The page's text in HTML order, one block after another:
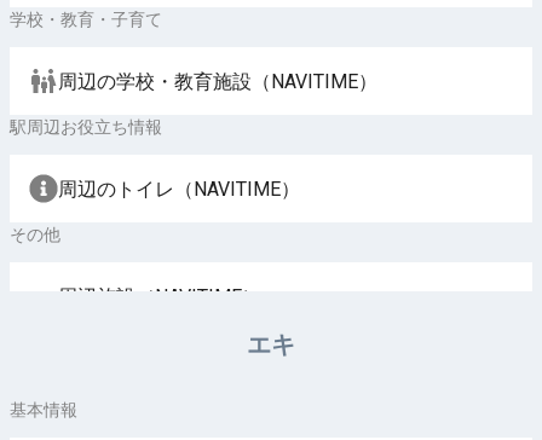
学校・教育・子育て
周辺の学校・教育施設（NAVITIME）
駅周辺お役立ち情報
周辺のトイレ（NAVITIME）
その他
周辺施設（NAVITIME）
エキ
基本情報